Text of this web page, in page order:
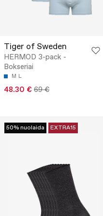
Tiger of Sweden
HERMOD 3-pack -
Bokseriai
M L
48.30 € 69 €
50% nuolaida EXTRA15